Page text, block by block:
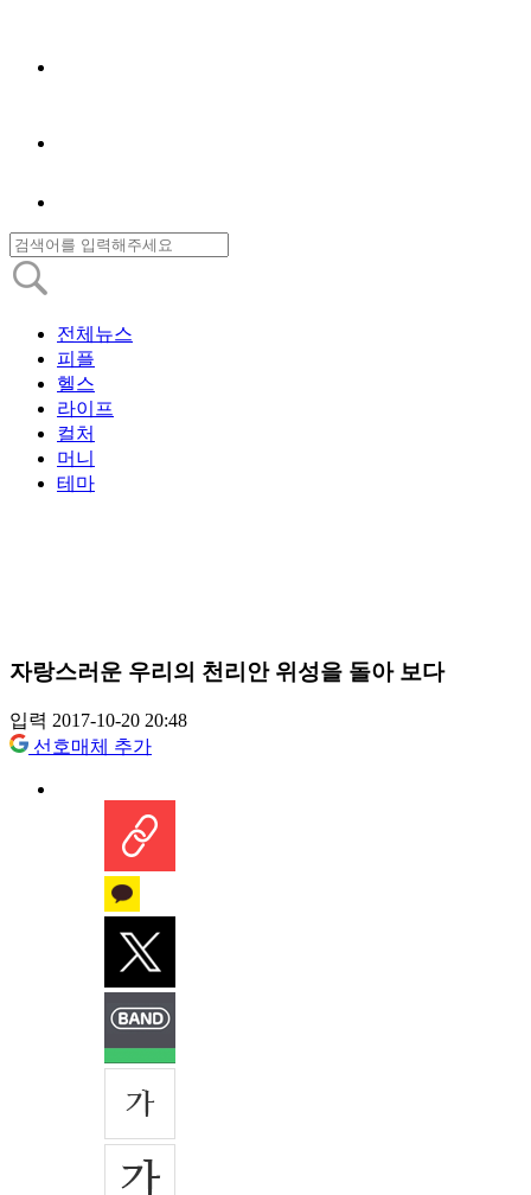
전체뉴스
피플
헬스
라이프
컬처
머니
테마
자랑스러운 우리의 천리안 위성을 돌아 보다
입력 2017-10-20 20:48
선호매체 추가